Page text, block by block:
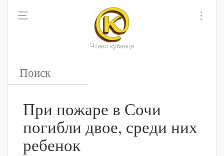
Чтиво кубанца
При пожаре в Сочи
погибли двое, среди них
ребенок